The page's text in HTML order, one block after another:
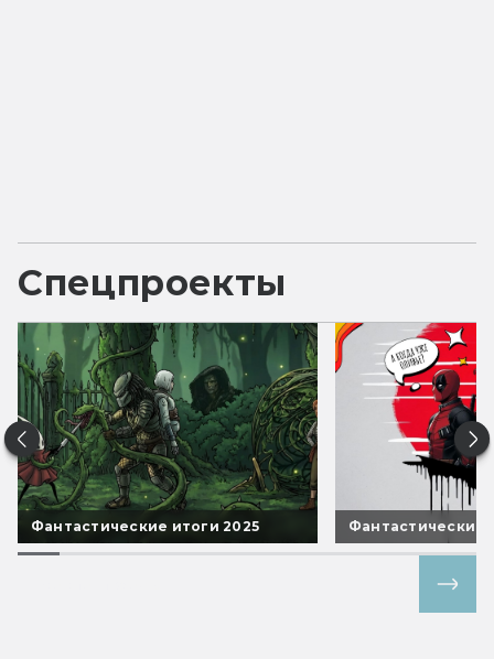
Спецпроекты
Фантастические итоги 2025 Фантастические